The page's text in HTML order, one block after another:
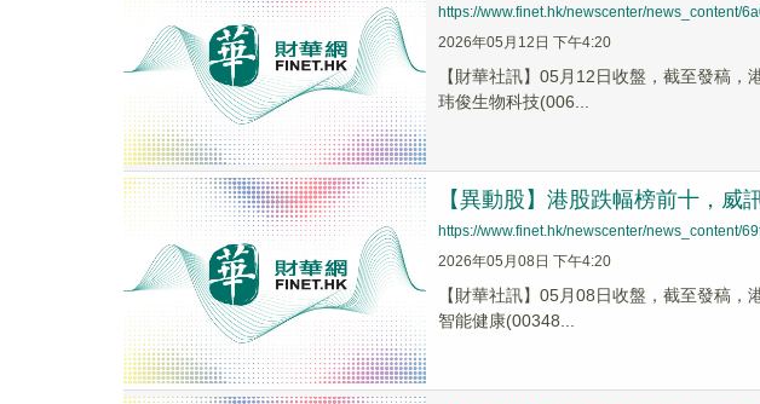
https://www.finet.hk/newscenter/news_content/
2026年05月12日 下午4:20
【財華社訊】05月12日收盤，截至發稿
玮俊生物科技(006...
【異動股】港股跌幅榜前十，
https://www.finet.hk/newscenter/news_content/
2026年05月08日 下午4:20
【財華社訊】05月08日收盤，截至發稿
智能健康(00348...